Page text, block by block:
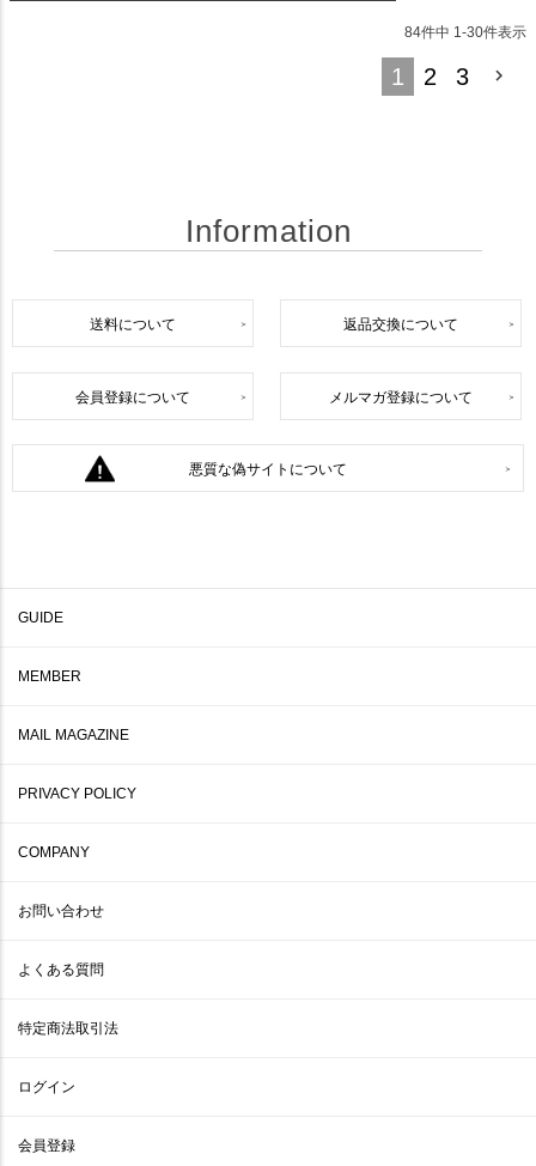
84件中 1-30件表示
1 2 3
Information
送料について 返品交換について
会員登録について メルマガ登録について
悪質な偽サイトについて
GUIDE
MEMBER
MAIL MAGAZINE
PRIVACY POLICY
COMPANY
お問い合わせ
よくある質問
特定商法取引法
ログイン
会員登録